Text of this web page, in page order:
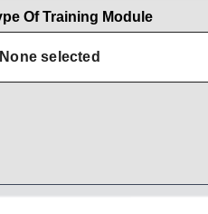
Of Training Module
None selected